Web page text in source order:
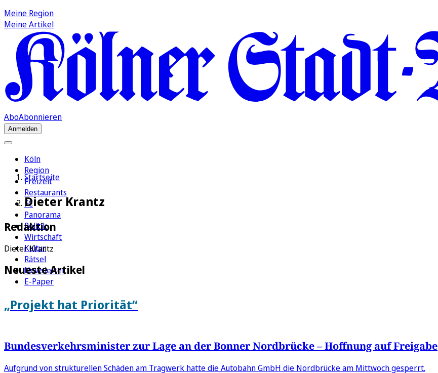
Meine Region
Meine Artikel
AboAbonnieren
Anmelden
Köln
Region
Freizeit
Restaurants
FC
Panorama
Politik
Wirtschaft
Kultur
Rätsel
Newsletter
E-Paper
Startseite
Dieter Krantz
Redaktion
Dieter Krantz
Neueste Artikel
„Projekt hat Priorität“
Bundesverkehrsminister zur Lage an der Bonner Nordbrücke – Hoffnung auf Freigabe
Aufgrund von strukturellen Schäden am Tragwerk hatte die Autobahn GmbH die Nordbrücke am Mittwoch gesperrt.